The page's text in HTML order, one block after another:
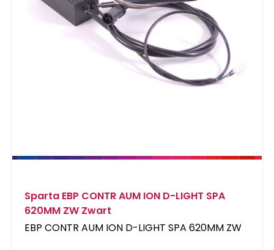
Sparta EBP CONTR AUM ION D-LIGHT SPA
620MM ZW Zwart
EBP CONTR AUM ION D-LIGHT SPA 620MM ZW